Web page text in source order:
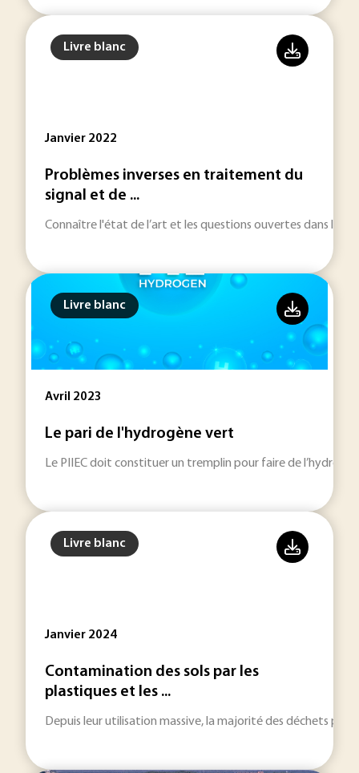
Livre blanc
Janvier 2022
Problèmes inverses en traitement du
signal et de ...
Connaître l'état de l’art et les questions ouvertes dans le
Livre blanc
Avril 2023
Le pari de l'hydrogène vert
Le PIIEC doit constituer un tremplin pour faire de
Livre blanc
Janvier 2024
Contamination des sols par les
plastiques et les ...
Depuis leur utilisation massive, la majorité des déchets